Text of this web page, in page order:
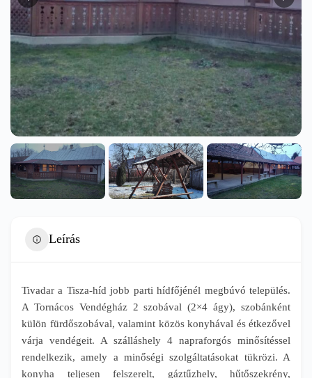
Leírás
Tivadar a Tisza-híd jobb parti hídfőjénél megbúvó település.
A Tornácos Vendégház 2 szobával (2×4 ágy), szobánként
külön fürdőszobával, valamint közös konyhával és étkezővel
várja vendégeit. A szálláshely 4 napraforgós minősítéssel
rendelkezik, amely a minőségi szolgáltatásokat tükrözi. A
konyha teljesen felszerelt, gáztűzhely, hűtőszekrény,